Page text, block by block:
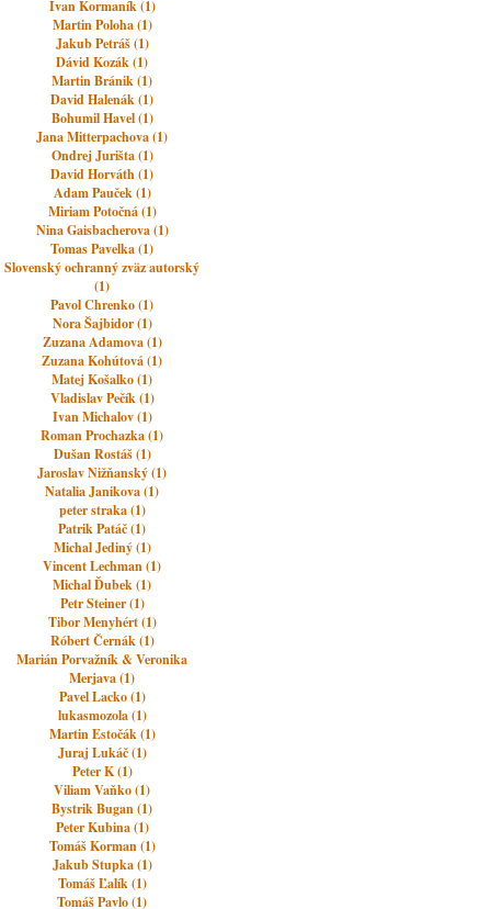
Ivan Kormaník (1)
Martin Poloha (1)
Jakub Petráš (1)
Dávid Kozák (1)
Martin Bránik (1)
David Halenák (1)
Bohumil Havel (1)
Jana Mitterpachova (1)
Ondrej Jurišta (1)
David Horváth (1)
Adam Pauček (1)
Miriam Potočná (1)
Nina Gaisbacherova (1)
Tomas Pavelka (1)
Slovenský ochranný zväz autorský
(1)
Pavol Chrenko (1)
Nora Šajbidor (1)
Zuzana Adamova (1)
Zuzana Kohútová (1)
Matej Košalko (1)
Vladislav Pečík (1)
Ivan Michalov (1)
Roman Prochazka (1)
Dušan Rostáš (1)
Jaroslav Nižňanský (1)
Natalia Janikova (1)
peter straka (1)
Patrik Patáč (1)
Michal Jediný (1)
Vincent Lechman (1)
Michal Ďubek (1)
Petr Steiner (1)
Tibor Menyhért (1)
Róbert Černák (1)
Marián Porvažník & Veronika
Merjava (1)
Pavel Lacko (1)
lukasmozola (1)
Martin Estočák (1)
Juraj Lukáč (1)
Peter K (1)
Viliam Vaňko (1)
Bystrik Bugan (1)
Peter Kubina (1)
Tomáš Korman (1)
Jakub Stupka (1)
Tomáš Ľalík (1)
Tomáš Pavlo (1)